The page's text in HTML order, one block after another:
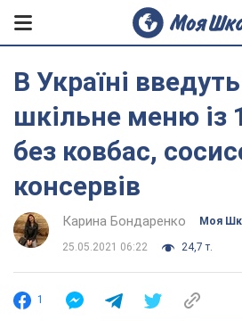
В Україні
шкільне меню із
без ковбас,
консервів
Карина Бондаренко Моя
25.05.2021 06:22 24,7 т.
1